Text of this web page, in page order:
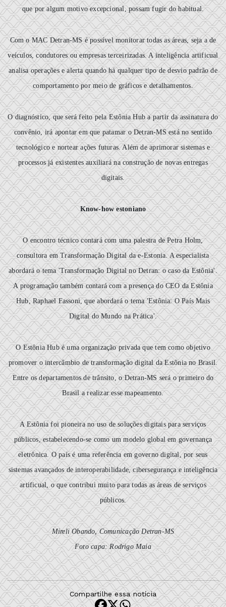
que por algum motivo excepcional, possam fugir do habitual.
Com o MAC Detran-MS é possível monitorar todas as áreas, seja a de
veículos, condutores ou empresas terceirizadas. A inteligência artificual
analisa operações e alerta quando há qualquer tipo de desvio padrão de
comportamento por meio de gráficos e detalhamentos.
O diagnóstico, que será feito pela Estônia Hub a partir da assinatura do
convênio, irá apontar em que patamar o Detran-MS está no sentido
tecnológico e nortear ações futuras. Além de aprimorar sistemas e
processos já existentes auxiliará na construção de novas entregas
digitais.
Know-how estoniano
O encontro técnico contará com uma palestra de Petra Holm,
consultora em Transformação Digital da e-Estonia. A especialista
abordará o tema 'Transformação Digital no Detran: o caso da Estônia'.
A programação também contará com a presença do CEO da Estônia
Hub, Raphael Fassoni, que abordará o tema 'Estônia: O País Mais
Digital do Mundo na Prática'.
O Estônia Hub é uma organização privada que tem como objetivo
promover o intercâmbio de transformação digital da Estônia no Brasil.
Entre os departamentos de trânsito, o Detran-MS será o primeiro do
Brasil a realizar esse mapeamento.
A Estônia foi pioneira no uso de soluções digitais para serviços
públicos, estabelecendo-se como um modelo global em governança
eletrônica. O país é uma referência em governo digital, por seus
sistemas avançados de interoperabilidade, cibersegurança e inteligência
artificual, o que contribui muito para todas as áreas de serviços
públicos.
Mireli Obando, Comunicação Detran-MS
Foto capa: Rodrigo Maia
Compartilhe essa notícia